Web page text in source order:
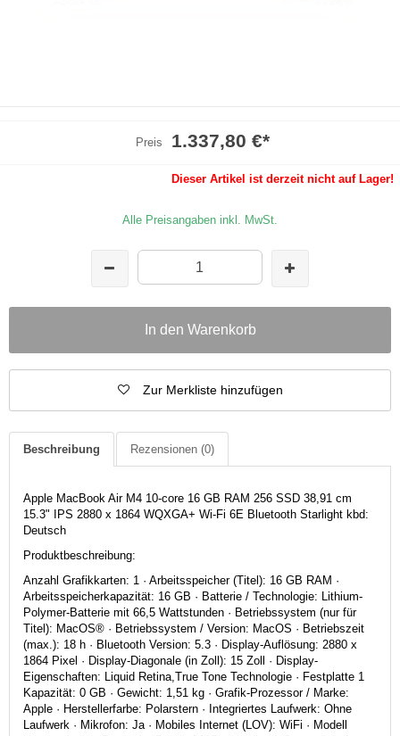
Preis 1.337,80 €*
Dieser Artikel ist derzeit nicht auf Lager!
Alle Preisangaben inkl. MwSt.
In den Warenkorb
Zur Merkliste hinzufügen
Beschreibung Rezensionen (0)
Apple MacBook Air M4 10-core 16 GB RAM 256 SSD 38,91 cm
15.3" IPS 2880 x 1864 WQXGA+ Wi-Fi 6E Bluetooth Starlight kbd:
Deutsch
Produktbeschreibung:
Anzahl Grafikkarten: 1 · Arbeitsspeicher (Titel): 16 GB RAM ·
Arbeitsspeicherkapazität: 16 GB · Batterie / Technologie: Lithium-
Polymer-Batterie mit 66,5 Wattstunden · Betriebssystem (nur für
Titel): MacOS® · Betriebssystem / Version: MacOS · Betriebszeit
(max.): 18 h · Bluetooth Version: 5.3 · Display-Auflösung: 2880 x
1864 Pixel · Display-Diagonale (in Zoll): 15 Zoll · Display-
Eigenschaften: Liquid Retina,True Tone Technologie · Festplatte 1
Kapazität: 0 GB · Gewicht: 1,51 kg · Grafik-Prozessor / Marke:
Apple · Herstellerfarbe: Polarstern · Integriertes Laufwerk: Ohne
Laufwerk · Mikrofon: Ja · Mobiles Internet (LOV): WiFi · Modell